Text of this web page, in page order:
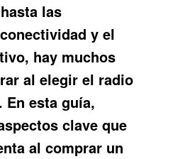
las
y el
hay muchos
al elegir el radio
En esta guía,
clave que
al comprar un